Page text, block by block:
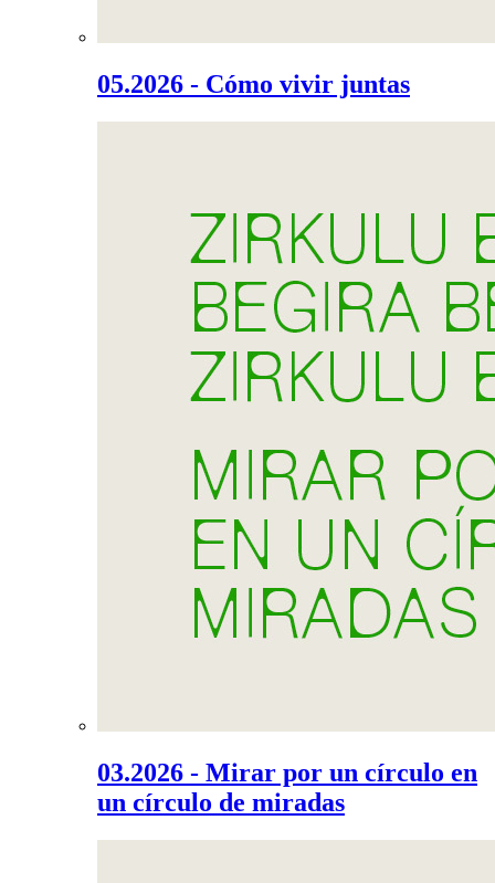
05.2026 - Cómo vivir juntas
03.2026 - Mirar por un círculo en
un círculo de miradas